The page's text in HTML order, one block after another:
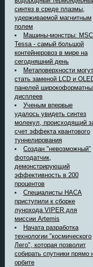
синтез в среде плазмы,
удерживаемой магнитным
полем
Машины-монстры: MSC
Tessa - самый большой
контейнеровоз в мире на
сегодняшний день
Метаповерхности могут
стать заменой LCD и
панелей
дисплеев
Ученым впервые
удалось увидеть синтез
молекул, происходящий
счет эффекта квантового
туннелирования
Создан "невозможный"
фотодатчик,
демонстрирующий
эффективность в 200
процентов
Специалисты НАСА
приступили к сборке
лунохода VIPER для
миссии Artemis
Начата разработка
технологии "космического
Лего", которая позволит
собирать спутники прямо
орбите